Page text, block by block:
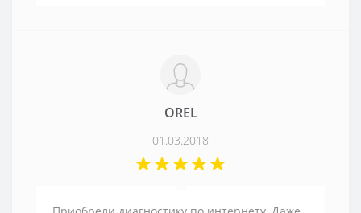
OREL
01.03.2018